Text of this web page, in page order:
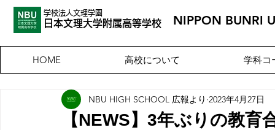
学校法人文理学園
​日本文理大学附属高等学校 NIPPON BUNRI
HOME 高校について 学科コ
【NEWS】3年ぶりの教育
NBU HIGH SCHOOL 広報より 2023年4月27日